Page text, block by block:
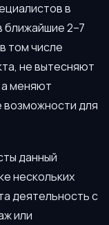
в
ближайшие 2–7
том числе
не вытесняют
а меняют
возможности для
данный
нескольких
деятельность с
или